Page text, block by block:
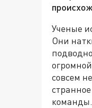
Ученые
Они
совсем
команды.